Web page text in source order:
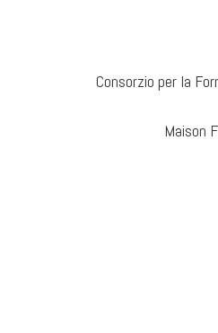
Consorzio per la
Maison